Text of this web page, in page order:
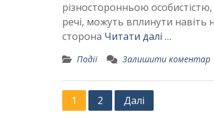
різносторонньою
речі, можуть вплинути навіть
сторона Читати далі …
Події Залишити коментар
Пагінація
1 2 Далі